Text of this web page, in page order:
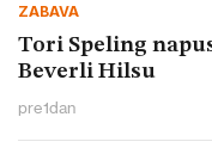
ZABAVA
Tori Speling
Beverli Hilsu
pre1dan